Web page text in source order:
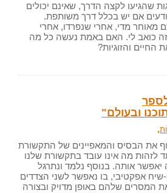
שהגיעו לקצה הדרך, שאינם יכולים
אם יש בכלל דרך משותפת.
מאוחר מדי, אחרי שנפרדו, אחרי
כואב לי. האם באמת נעשה כל מה
החיים והזוגיות?
ובעולם"
,
את הבסיס והמאפיינים של התקשורת
לזהות מה אינו עובד בתקשורת שלנו
יאפשר אותה. בנוסף נלמד ונתרגל
שיח אפקטיבי, בו נאפשר לשני הצדדים
המסרים שלהם באופן מדויק ובצורה